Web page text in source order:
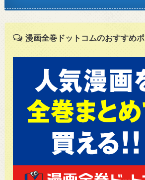
漫画全巻ドットコムのおすすめ